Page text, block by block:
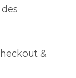
&